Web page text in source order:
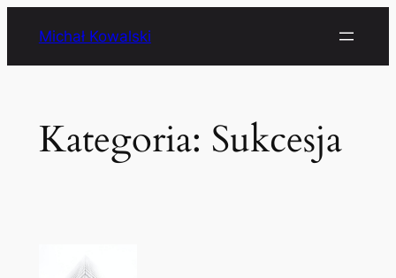
treści
Michał Kowalski
Kategoria: Sukcesja